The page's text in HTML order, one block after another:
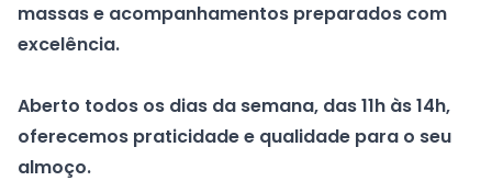
massas e acompanhamentos preparados com
excelência.
Aberto todos os dias da semana, das 11h às 14h,
oferecemos praticidade e qualidade para o seu
almoço.